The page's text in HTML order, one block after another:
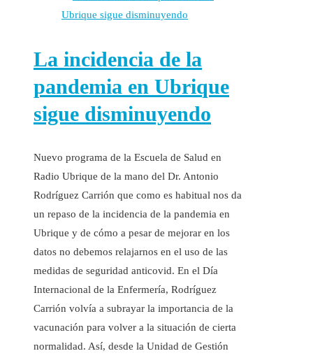
La incidencia de la
pandemia en Ubrique
sigue disminuyendo
Nuevo programa de la Escuela de Salud en
Radio Ubrique de la mano del Dr. Antonio
Rodríguez Carrión que como es habitual nos da
un repaso de la incidencia de la pandemia en
Ubrique y de cómo a pesar de mejorar en los
datos no debemos relajarnos en el uso de las
medidas de seguridad anticovid. En el Día
Internacional de la Enfermería, Rodríguez
Carrión volvía a subrayar la importancia de la
vacunación para volver a la situación de cierta
normalidad. Así, desde la Unidad de Gestión